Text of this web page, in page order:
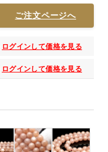
ご注文ページへ
ログインして価格を見る
ログインして価格を見る